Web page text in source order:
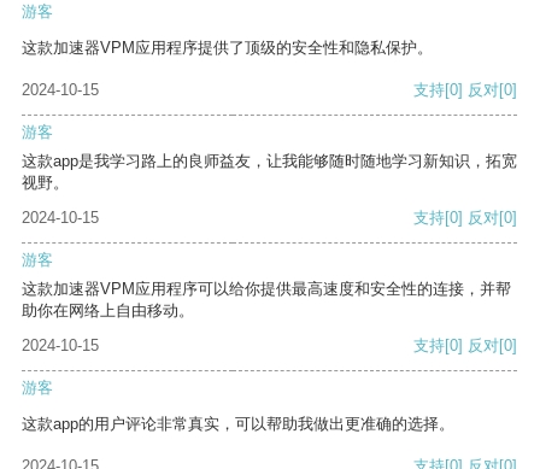
游客
这款加速器VPM应用程序提供了顶级的安全性和隐私保护。
2024-10-15 支持[0] 反对[0]
游客
这款app是我学习路上的良师益友，让我能够随时随地学习新知识，拓宽
视野。
2024-10-15
支持[0] 反对[0]
游客
这款加速器VPM应用程序可以给你提供最高速度和安全性的连接，并帮
助你在网络上自由移动。
2024-10-15
支持[0] 反对[0]
游客
这款app的用户评论非常真实，可以帮助我做出更准确的选择。